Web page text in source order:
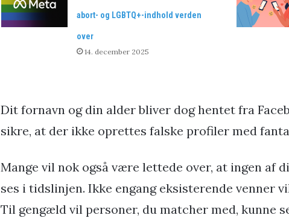
abort- og LGBTQ+-indhold verden
over
14. december 2025
Dit fornavn og din alder bliver dog hentet fra
sikre, at der ikke oprettes falske profiler med
Mange vil nok også være lettede over, at ingen af
ses i tidslinjen. Ikke engang eksisterende venner
Til gengæld vil personer, du matcher med, kunne